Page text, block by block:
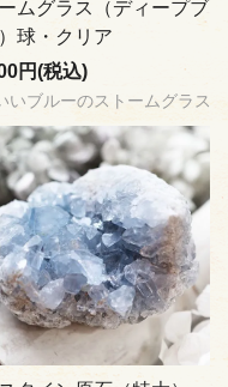
ムグラス（ディープブ
球・クリア
円(税込)
いブルーのストームグラス